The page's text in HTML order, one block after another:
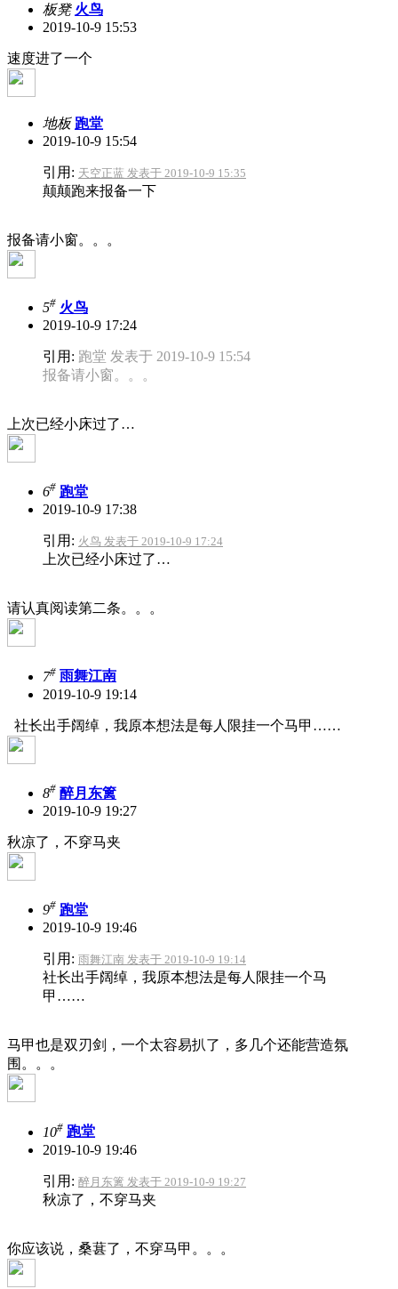
板凳 火鸟
2019-10-9 15:53
速度进了一个
地板 跑堂
2019-10-9 15:54
引用: 天空正蓝 发表于 2019-10-9 15:35
颠颠跑来报备一下
报备请小窗。。。
5# 火鸟
2019-10-9 17:24
引用: 跑堂 发表于 2019-10-9 15:54
报备请小窗。。。
上次已经小床过了…
6# 跑堂
2019-10-9 17:38
引用: 火鸟 发表于 2019-10-9 17:24
上次已经小床过了…
请认真阅读第二条。。。
7# 雨舞江南
2019-10-9 19:14
社长出手阔绰，我原本想法是每人限挂一个马甲……
8# 醉月东篱
2019-10-9 19:27
秋凉了，不穿马夹
9# 跑堂
2019-10-9 19:46
引用: 雨舞江南 发表于 2019-10-9 19:14
社长出手阔绰，我原本想法是每人限挂一个马
甲……
马甲也是双刃剑，一个太容易扒了，多几个还能营造氛
围。。。
10# 跑堂
2019-10-9 19:46
引用: 醉月东篱 发表于 2019-10-9 19:27
秋凉了，不穿马夹
你应该说，桑葚了，不穿马甲。。。